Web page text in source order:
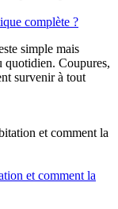
complète ?
simple mais
quotidien. Coupures,
survenir à tout
et comment la